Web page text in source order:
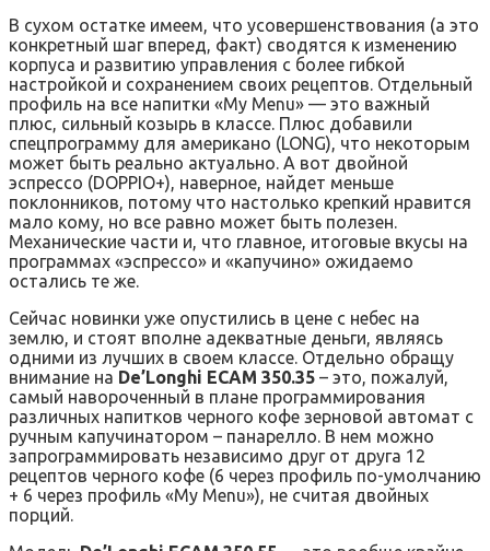
В сухом остатке имеем, что усовершенствования (а это
конкретный шаг вперед, факт) сводятся к изменению
корпуса и развитию управления с более гибкой
настройкой и сохранением своих рецептов. Отдельный
профиль на все напитки «My Menu» — это важный
плюс, сильный козырь в классе. Плюс добавили
спецпрограмму для американо (LONG), что некоторым
может быть реально актуально. А вот двойной
эспрессо (DOPPIO+), наверное, найдет меньше
поклонников, потому что настолько крепкий нравится
мало кому, но все равно может быть полезен.
Механические части и, что главное, итоговые вкусы на
программах «эспрессо» и «капучино» ожидаемо
остались те же.
Сейчас новинки уже опустились в цене с небес на
землю, и стоят вполне адекватные деньги, являясь
одними из лучших в своем классе. Отдельно обращу
внимание на De’Longhi ECAM 350.35 – это, пожалуй,
самый навороченный в плане программирования
различных напитков черного кофе зерновой автомат с
ручным капучинатором – панарелло. В нем можно
запрограммировать независимо друг от друга 12
рецептов черного кофе (6 через профиль по-умолчанию
+ 6 через профиль «My Menu»), не считая двойных
порций.